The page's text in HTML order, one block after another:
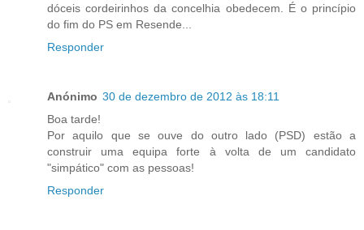
dóceis cordeirinhos da concelhia obedecem. É o princípio
do fim do PS em Resende...
Responder
Anónimo 30 de dezembro de 2012 às 18:11
Boa tarde!
Por aquilo que se ouve do outro lado (PSD) estão a
construir uma equipa forte à volta de um candidato
"simpático" com as pessoas!
Responder